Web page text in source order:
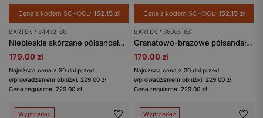
Cena z kodem SCHOOL: 152.15 zł
BARTEK / 84412-66
Niebieskie skórzane półsandały z popielatymi wstawkami BARTEK 84412-66
179.00 zł
Najniższa cena z 30 dni przed
wprowadzeniem obniżki: 229.00 zł
Cena regularna: 229.00 zł
Cena z kodem SCHOOL: 152.15 zł
BARTEK / 86005-86
Granatowo-brązowe półsandały chłopięce ze skóry naturalnej BARTEK 86005-86
179.00 zł
Najniższa cena z 30 dni przed
wprowadzeniem obniżki: 229.00 zł
Cena regularna: 229.00 zł
Wyprzedaż Wyprzedaż